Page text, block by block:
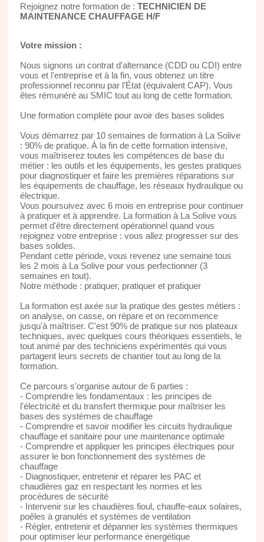
Rejoignez notre formation de : TECHNICIEN DE
MAINTENANCE CHAUFFAGE H/F
Votre mission :
Nous signons un contrat d'alternance (CDD ou CDI) entre
vous et l'entreprise et à la fin, vous obtenez un titre
professionnel reconnu par l'État (équivalent CAP). Vous
êtes rémunéré au SMIC tout au long de cette formation.
Une formation complète pour avoir des bases solides
Vous démarrez par 10 semaines de formation à La Solive
: 90% de pratique. À la fin de cette formation intensive,
vous maîtriserez toutes les compétences de base du
métier : les outils et les équipements, les gestes pratiques
pour diagnostiquer et faire les premières réparations sur
les équipements de chauffage, les réseaux hydraulique ou
électrique.
Vous poursuivez avec 6 mois en entreprise pour continuer
à pratiquer et à apprendre. La formation à La Solive vous
permet d'être directement opérationnel quand vous
rejoignez votre entreprise : vous allez progresser sur des
bases solides.
Pendant cette période, vous revenez une semaine tous
les 2 mois à La Solive pour vous perfectionner (3
semaines en tout).
Notre méthode : pratiquer, pratiquer et pratiquer
La formation est axée sur la pratique des gestes métiers :
on analyse, on casse, on répare et on recommence
jusqu'à maîtriser. C'est 90% de pratique sur nos plateaux
techniques, avec quelques cours théoriques essentiels, le
tout animé par des techniciens expérimentés qui vous
partagent leurs secrets de chantier tout au long de la
formation.
Ce parcours s'organise autour de 6 parties :
- Comprendre les fondamentaux : les principes de
l'électricité et du transfert thermique pour maîtriser les
bases des systèmes de chauffage
- Comprendre et savoir modifier les circuits hydraulique
chauffage et sanitaire pour une maintenance optimale
- Comprendre et appliquer les principes électriques pour
assurer le bon fonctionnement des systèmes de
chauffage
- Diagnostiquer, entretenir et réparer les PAC et
chaudières gaz en respectant les normes et les
procédures de sécurité
- Intervenir sur les chaudières fioul, chauffe-eaux solaires,
poêles à granulés et systèmes de ventilation
- Régler, entretenir et dépanner les systèmes thermiques
pour optimiser leur performance énergétique